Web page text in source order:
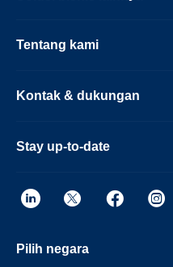
Tentang kami
Kontak & dukungan
Stay up-to-date
Pilih negara